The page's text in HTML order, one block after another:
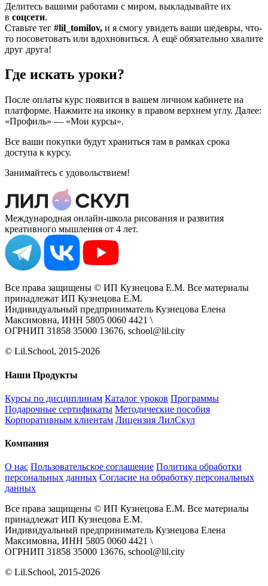
Делитесь вашими работами с миром, выкладывайте их
в соцсети.
Ставьте тег #lil_tomilov, и я смогу увидеть ваши шедевры, что-
то посоветовать или вдохновиться. А ещё обязательно хвалите
друг друга!
Где искать уроки?
После оплаты курс появится в вашем личном кабинете на
платформе. Нажмите на иконку в правом верхнем углу. Далее:
«Профиль» — «Мои курсы».
Все ваши покупки будут храниться там в рамках срока
доступа к курсу.
Занимайтесь с удовольствием!
Международная онлайн-школа рисования и развития
креативного мышления от 4 лет.
Все права защищены © ИП Кузнецова Е.М. Все материалы
принадлежат ИП Кузнецова Е.М.
Индивидуальный предприниматель Кузнецова Елена
Максимовна, ИНН 5805 0060 4421 \
ОГРНИП 31858 35000 13676, school@lil.city
© Lil.School, 2015‐2026
Наши Продукты
Курсы по дисциплинам Каталог уроков Программы
Подарочные сертификаты Методические пособия
Корпоративным клиентам Лицензия ЛилСкул
Компания
О нас Пользовательское соглашение Политика обработки
персональных данных Согласие на обработку персональных
данных
Все права защищены © ИП Кузнецова Е.М. Все материалы
принадлежат ИП Кузнецова Е.М.
Индивидуальный предприниматель Кузнецова Елена
Максимовна, ИНН 5805 0060 4421 \
ОГРНИП 31858 35000 13676, school@lil.city
© Lil.School, 2015‐2026